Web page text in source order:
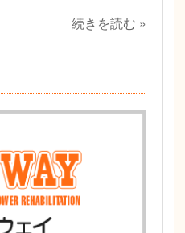
続きを読む »